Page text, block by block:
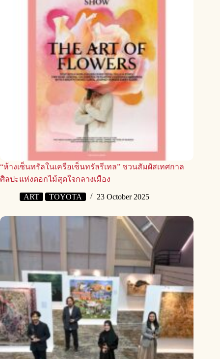
“ห้างเซ็นทรัลในเครือเซ็นทรัลรีเทล” ชวนสัมผัสเทศกาล
ศิลปะแห่งดอกไม้สุดใจกลางเมือง
ART TOYOTA 23 October 2025